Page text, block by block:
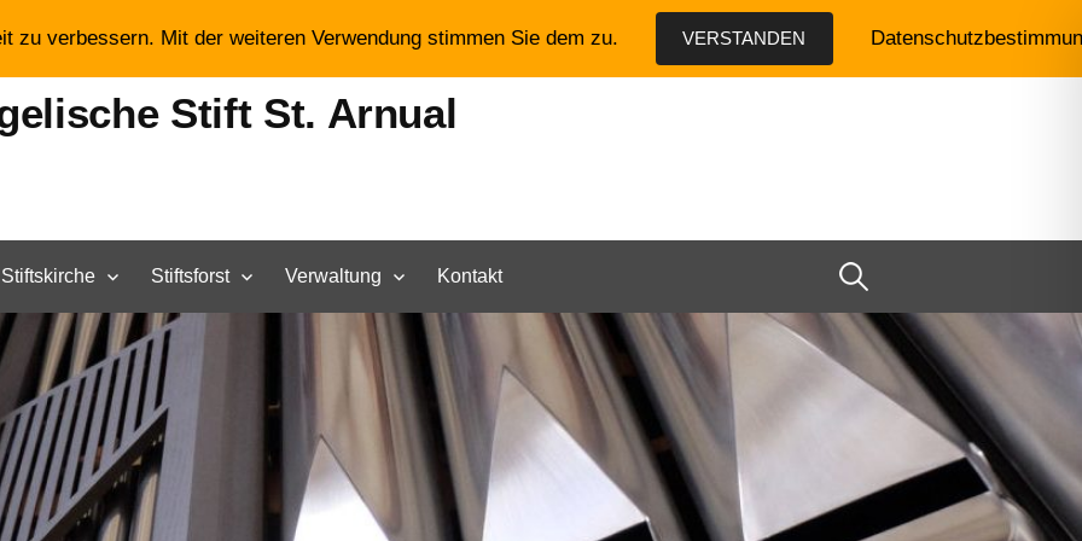
Stift St. Arnual
Stiftskirche Stiftsforst Verwaltung Kontakt Suchen
nach:
zu verbessern. Mit der weiteren Verwendung stimmen Sie dem zu. VERSTANDEN